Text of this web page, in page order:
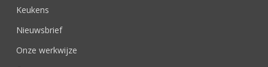
Keukens
Nieuwsbrief
Onze werkwijze